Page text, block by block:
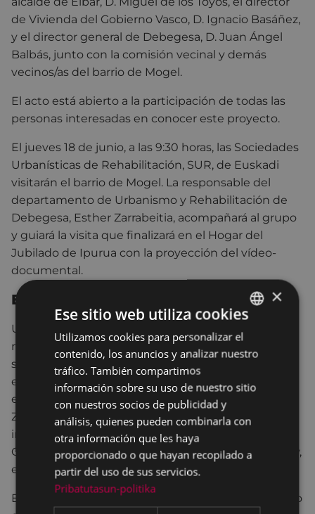
de Vivienda del Gobierno Vasco, D. Ignacio Basáñez,
y el director general de Debegesa, D. Juan Ángel
Balbás, junto con la comisión vecinal y demás
vecinos/as del barrio de Mogel.
El acto está abierto a la participación de todas las
personas interesadas en conocer este proyecto.
El jueves 18 de junio, a las 9:30 horas, las Sociedades
Urbanísticas de Rehabilitación, SUR, de Euskadi
visitarán el barrio de Mogel. La responsable del
departamento de Urbanismo y Rehabilitación de
Debegesa, Esther Zarrabeitia, acompañará al grupo
y guiará la visita que finalizará en el Hogar del
Jubilado de Ipurua con la proyección del vídeo-
documental.
El programa europeo ZenN
Una de las principales características del parque
residencial construido hace décadas en Euskadi es
su baja eficiencia energética. Para hacer frente a
estas situaciones, se viene desarrollando en Europa
el programa de eficiencia energética ‘ZenN
Zero Energy Neighborhoods), dentro del cual se
incluyen actuaciones piloto en las ciudades de
Grenoble (Francia), Malmo (Suecia), Oslo (Noruega).y,
en el caso de Euskadi, Eibar.
El Ayuntamiento de Eibar y la Agencia de Desarrollo
BASQUE
SPANISH
×
Ese sitio web utiliza cookies
Utilizamos cookies para personalizar el
contenido, los anuncios y analizar nuestro
tráfico. También compartimos
información sobre su uso de nuestro sitio
con nuestros socios de publicidad y
análisis, quienes pueden combinarla con
otra información que les haya
proporcionado o que hayan recopilado a
partir del uso de sus servicios.
Pribatutasun-politika